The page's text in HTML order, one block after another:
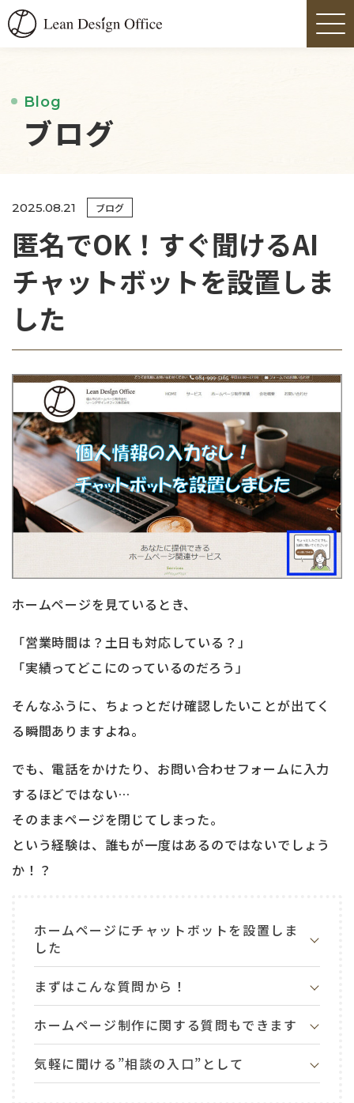
Blog
ブログ
2025.08.21 ブログ
匿名でOK！すぐ聞けるAI
チャットボットを設置しま
した
ホームページを見ているとき、
「営業時間は？土日も対応している？」
「実績ってどこにのっているのだろう」
そんなふうに、ちょっとだけ確認したいことが出てく
る瞬間ありますよね。
でも、電話をかけたり、お問い合わせフォームに入力
するほどではない…
そのままページを閉じてしまった。
という経験は、誰もが一度はあるのではないでしょう
か！？
ホームページにチャットボットを設置しま
した
まずはこんな質問から！
ホームページ制作に関する質問もできます
気軽に聞ける”相談の入口”として